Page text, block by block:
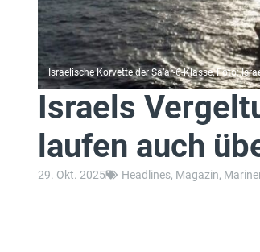
Israelische Korvette der Sa’ar-6-Klasse, Foto:
Israels
laufen auch
29. Okt. 2025 Headlines, Magazin,